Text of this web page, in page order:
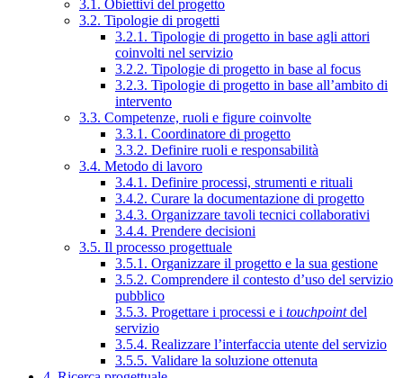
3.1. Obiettivi del progetto
3.2. Tipologie di progetti
3.2.1. Tipologie di progetto in base agli attori
coinvolti nel servizio
3.2.2. Tipologie di progetto in base al focus
3.2.3. Tipologie di progetto in base all’ambito di
intervento
3.3. Competenze, ruoli e figure coinvolte
3.3.1. Coordinatore di progetto
3.3.2. Definire ruoli e responsabilità
3.4. Metodo di lavoro
3.4.1. Definire processi, strumenti e rituali
3.4.2. Curare la documentazione di progetto
3.4.3. Organizzare tavoli tecnici collaborativi
3.4.4. Prendere decisioni
3.5. Il processo progettuale
3.5.1. Organizzare il progetto e la sua gestione
3.5.2. Comprendere il contesto d’uso del servizio
pubblico
3.5.3. Progettare i processi e i touchpointdel
servizio
3.5.4. Realizzare l’interfaccia utente del servizio
3.5.5. Validare la soluzione ottenuta